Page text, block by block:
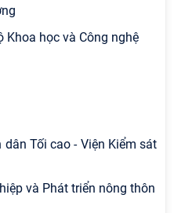
Khoa học và Công nghệ
Tối cao - Viện Kiểm sát
và Phát triển nông thôn